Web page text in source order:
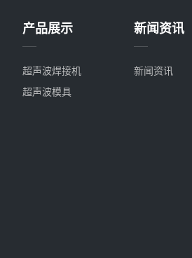
产品展示
超声波焊接机
超声波模具
新闻资讯
新闻资讯